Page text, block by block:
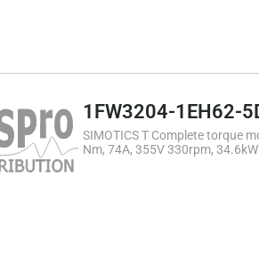
1FW3204-1EH62-
SIMOTICS T Complete torque
Nm, 74A, 355V 330rpm,